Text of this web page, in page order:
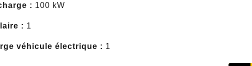
: 100 kW
: 1
véhicule électrique : 1